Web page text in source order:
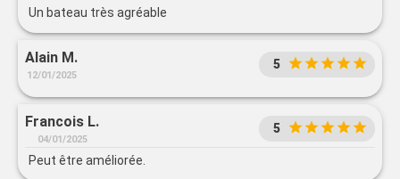
Un bateau très agréable
Alain M.
12/01/2025
5
Francois L.
04/01/2025
5
Peut être améliorée.